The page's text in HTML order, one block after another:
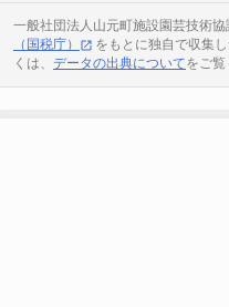
一般社団法人山元町施設園芸技術協
（国税庁）
をもとに独自で収集
くは、 データの出典についてをご覧